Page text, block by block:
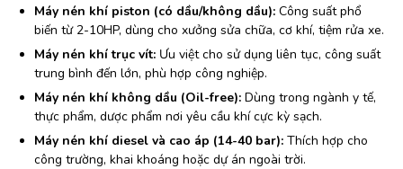
Máy nén khí piston (có dầu/không dầu): Công suất phổ
biến từ 2-10HP, dùng cho xưởng sửa chữa, cơ khí, tiệm rửa xe.
Máy nén khí trục vít: Ưu việt cho sử dụng liên tục, công suất
trung bình đến lớn, phù hợp công nghiệp.
Máy nén khí không dầu (Oil-free): Dùng trong ngành y tế,
thực phẩm, dược phẩm nơi yêu cầu khí cực kỳ sạch.
Máy nén khí diesel và cao áp (14-40 bar): Thích hợp cho
công trường, khai khoáng hoặc dự án ngoài trời.